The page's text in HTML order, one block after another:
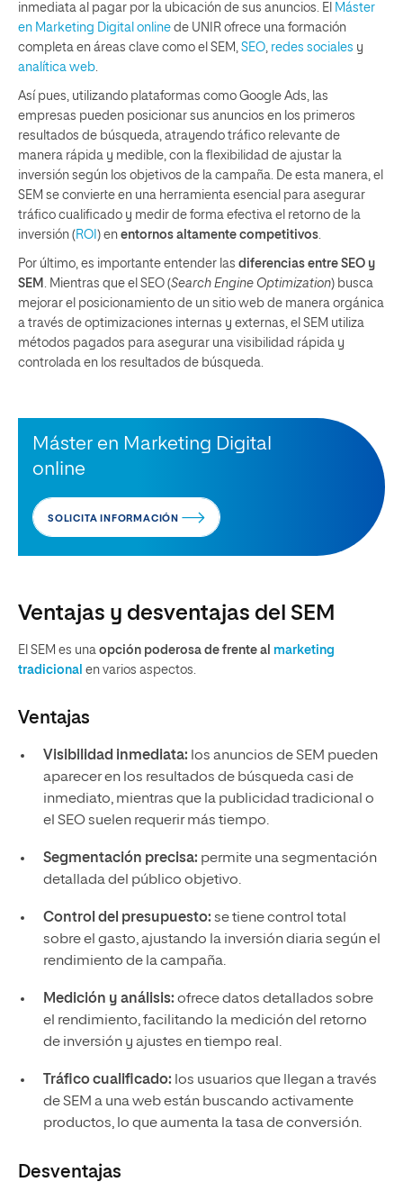
inmediata al pagar por la ubicación de sus anuncios. El
Máster
en Marketing Digital online de UNIR ofrece una formación
completa en áreas clave como el SEM, SEO redes sociales y
analítica web
Así pues, utilizando plataformas como Google Ads, las
empresas pueden posicionar sus anuncios en los primeros
resultados de búsqueda, atrayendo tráfico relevante de
manera rápida y medible, con la flexibilidad de ajustar la
inversión según los objetivos de la campaña. De esta manera, el
SEM se convierte en una herramienta esencial para asegurar
tráfico cualificado y medir de forma efectiva el retorno de la
inversión (ROI ) en entornos altamente competitivos
Por último, es importante entender las diferencias entre SEO y
SEM
. Mientras que el SEO (Search Engine Optimization) busca
mejorar el posicionamiento de un sitio web de manera orgánica
a través de optimizaciones internas y externas, el SEM utiliza
métodos pagados para asegurar una visibilidad rápida y
controlada en los resultados de búsqueda.
Máster en Marketing Digital
online
SOLICITA INFORMACIÓN
Ventajas y desventajas del SEM
El SEM es una opción poderosa de frente al marketing
tradicional en varios aspectos.
Ventajas
Visibilidad inmediata: los anuncios de SEM pueden
aparecer en los resultados de búsqueda casi de
inmediato, mientras que la publicidad tradicional o
el SEO suelen requerir más tiempo.
Segmentación precisa: permite una segmentación
detallada del público objetivo.
Control del presupuesto: se tiene control total
sobre el gasto, ajustando la inversión diaria según el
rendimiento de la campaña.
Medición y análisis: ofrece datos detallados sobre
el rendimiento, facilitando la medición del retorno
de inversión y ajustes en tiempo real.
Tráfico cualificado: los usuarios que llegan a través
de SEM a una web están buscando activamente
productos, lo que aumenta la tasa de conversión.
Desventajas